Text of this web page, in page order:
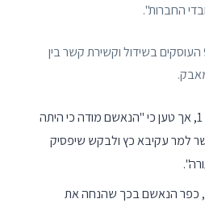
החברות".
הנאשם כפר בסעיפים 9-10 העוסקים בשידול וקשירת קשר בין
2 הנאשם כפר באישום 1, אך טען כי "הנאשם מודה כי היתה
למר עקיבא כץ ולבקש שיפסיק
2 אשר לאישומים 2-14, כפר הנאשם בכך שהנחה את